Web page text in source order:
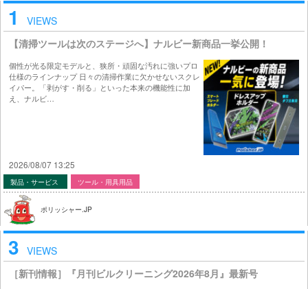
1
VIEWS
【清掃ツールは次のステージへ】ナルビー新商品一挙公開！
個性が光る限定モデルと、狭所・頑固な汚れに強いプロ
仕様のラインナップ 日々の清掃作業に欠かせないスクレ
イパー。「剥がす・削る」といった本来の機能性に加
え、ナルビ…
2026/08/07 13:25
製品・サービス ツール・用具用品
ポリッシャー.JP
3 VIEWS
［新刊情報］『月刊ビルクリーニング2026年8月』最新号